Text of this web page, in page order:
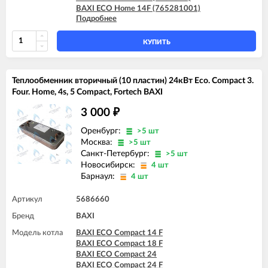
BAXI ECO Home 14F (765281001)
BAXI ECO Home 14F (7787576)
BAXI ECO Home 24F (765281101)
BAXI ECO Home 24F (7787577)
BAXI ECO-5 Compact 14 F
BAXI ECO-5 Compact 24 F
BAXI ECO-5 Compact 24 F GPL
BAXI FOURTECH 24 (CSB)
BAXI FOURTECH 24 (CSR)
BAXI FOURTECH 24 F (CSB)
BAXI FOURTECH 24 F (CSR)
Подробнее
КУПИТЬ
Теплообменник вторичный (10 пластин) 24кВт Eco. Compact 3.
Four. Home, 4s, 5 Compact, Fortech BAXI
3 000 ₽
Оренбург: >5 шт
Москва: >5 шт
Санкт-Петербург: >5 шт
Новосибирск: 4 шт
Барнаул: 4 шт
Артикул 5686660
Бренд BAXI
Модель котла
BAXI ECO Compact 14 F
BAXI ECO Compact 18 F
BAXI ECO Compact 24
BAXI ECO Compact 24 F